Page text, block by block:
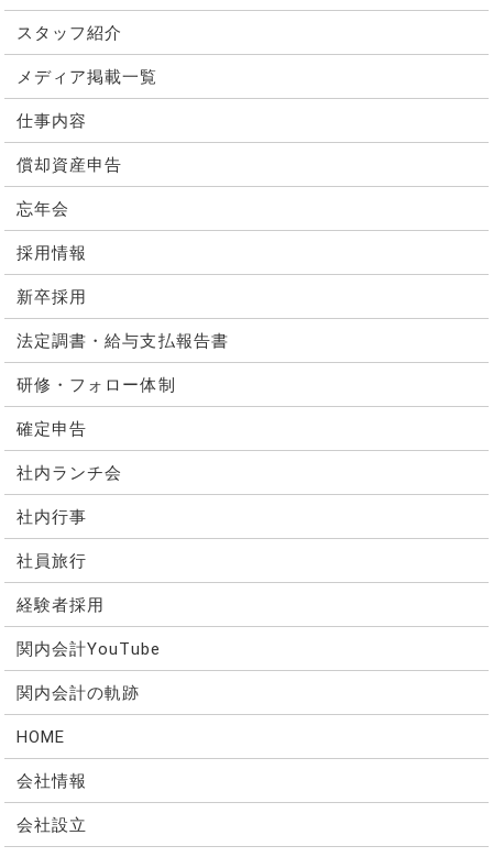
スタッフ紹介
メディア掲載一覧
仕事内容
償却資産申告
忘年会
採用情報
新卒採用
法定調書・給与支払報告書
研修・フォロー体制
確定申告
社内ランチ会
社内行事
社員旅行
経験者採用
関内会計YouTube
関内会計の軌跡
HOME
会社情報
会社設立